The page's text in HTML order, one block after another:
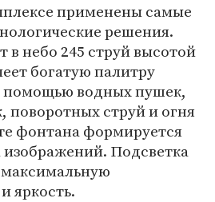
применены самые
решения.
в небо 245 струй высотой
богатую палитру
помощью водных пушек,
поворотных струй и огня
фонтана формируется
Подсветка
яркость.